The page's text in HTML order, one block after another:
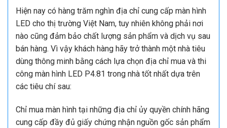
Hiện nay có hàng trăm nghìn địa chỉ cung cấp màn hình
LED cho thị trường Việt Nam, tuy nhiên không phải nơi
nào cũng đảm bảo chất lượng sản phẩm và dịch vụ sau
bán hàng. Vì vậy khách hàng hãy trở thành một nhà tiêu
dùng thông minh bằng cách lựa chọn địa chỉ mua và thi
công màn hình LED P4.81 trong nhà tốt nhất dựa trên
các tiêu chí sau:
Chỉ mua màn hình tại những địa chỉ ủy quyền chính hãng
cung cấp đầy đủ giấy chứng nhận nguồn gốc sản phẩm